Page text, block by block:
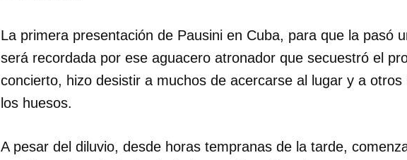
La primera presentación de Pausini en Cuba, para que la pasó
será recordada por ese aguacero atronador que secuestró el
concierto, hizo desistir a muchos de acercarse al lugar y a
los huesos.
A pesar del diluvio, desde horas tempranas de la tarde,